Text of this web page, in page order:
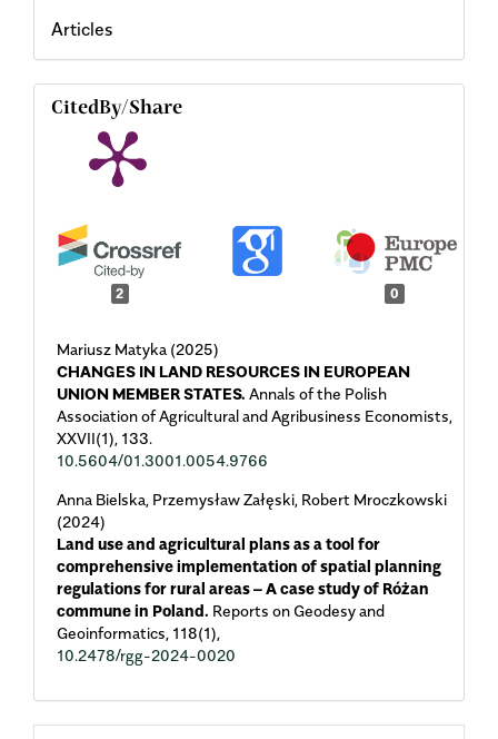
Articles
CitedBy/Share
2 0
Mariusz Matyka (2025)
CHANGES IN LAND RESOURCES IN EUROPEAN
UNION MEMBER STATES. Annals of the Polish
Association of Agricultural and Agribusiness Economists,
XXVII(1), 133.
10.5604/01.3001.0054.9766
Anna Bielska, Przemysław Załęski, Robert Mroczkowski
(2024)
Land use and agricultural plans as a tool for
comprehensive implementation of spatial planning
regulations for rural areas – A case study of Różan
commune in Poland. Reports on Geodesy and
Geoinformatics, 118(1),
10.2478/rgg-2024-0020